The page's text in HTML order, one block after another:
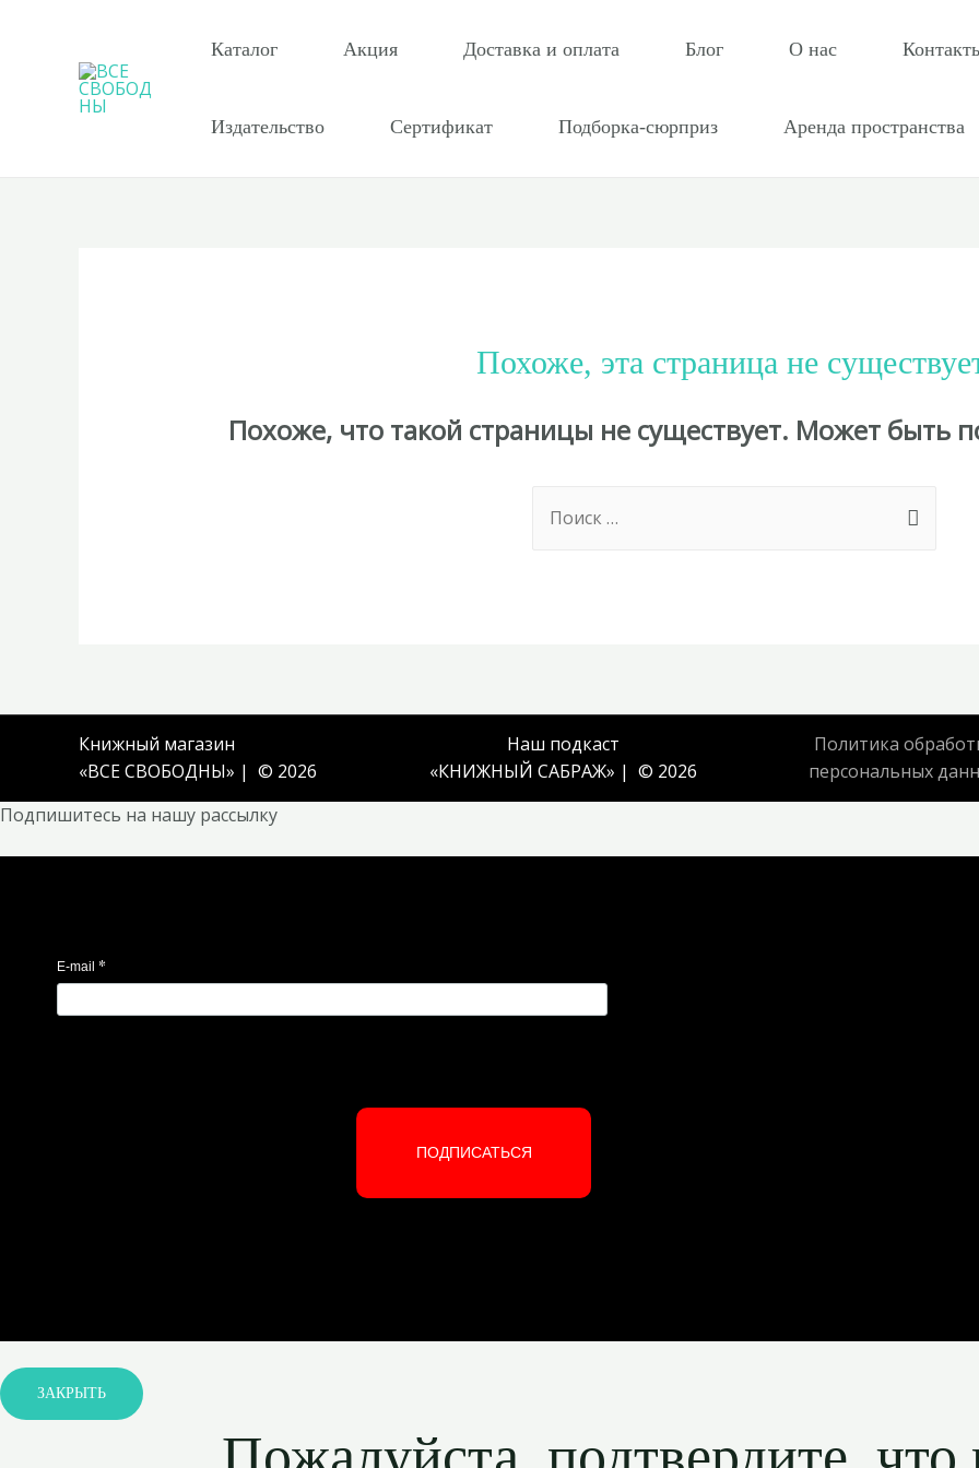
содержимому
Каталог Акция Доставка и оплата Блог О нас
Издательство Сертификат Подборка-сюрприз Аренда пространства
Похоже, эта страница не
Похоже, что такой страницы не существует. Может быть
for:
Книжный магазин
«ВСЕ СВОБОДНЫ» | © 2026
Наш подкаст
«КНИЖНЫЙ САБРАЖ» | © 2026
Политика
персональных
Подпишитесь на нашу рассылку
E-mail *
ПОДПИСАТЬСЯ
ЗАКРЫТЬ